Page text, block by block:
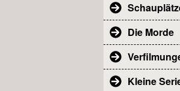
Die Morde
Kleine